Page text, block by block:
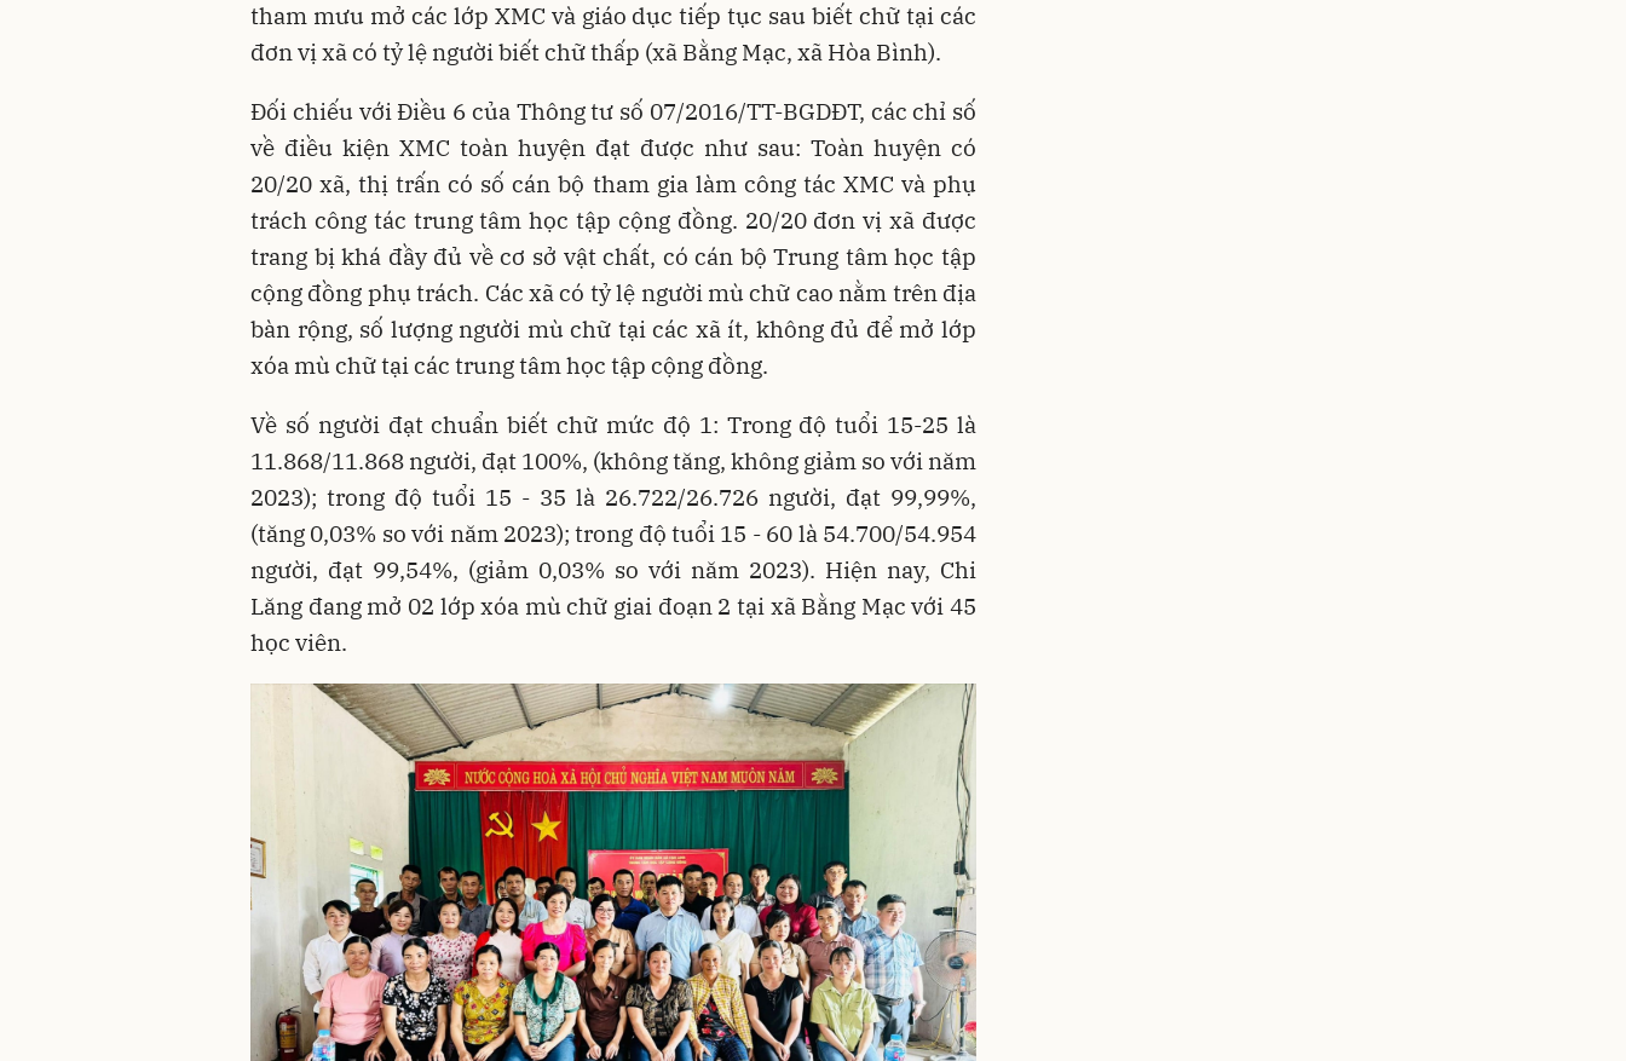
tham mưu mở các lớp XMC và giáo dục tiếp tục sau biết chữ tại các
đơn vị xã có tỷ lệ người biết chữ thấp (xã Bằng Mạc, xã Hòa Bình).
Đối chiếu với Điều 6 của Thông tư số 07/2016/TT-BGDĐT, các chỉ số
về điều kiện XMC toàn huyện đạt được như sau: Toàn huyện có
20/20 xã, thị trấn có số cán bộ tham gia làm công tác XMC và phụ
trách công tác trung tâm học tập cộng đồng. 20/20 đơn vị xã được
trang bị khá đầy đủ về cơ sở vật chất, có cán bộ Trung tâm học tập
cộng đồng phụ trách. Các xã có tỷ lệ người mù chữ cao nằm trên địa
bàn rộng, số lượng người mù chữ tại các xã ít, không đủ để mở lớp
xóa mù chữ tại các trung tâm học tập cộng đồng.
Về số người đạt chuẩn biết chữ mức độ 1: Trong độ tuổi 15-25 là
11.868/11.868 người, đạt 100%, (không tăng, không giảm so với năm
2023); trong độ tuổi 15 - 35 là 26.722/26.726 người, đạt 99,99%,
(tăng 0,03% so với năm 2023); trong độ tuổi 15 - 60 là 54.700/54.954
người, đạt 99,54%, (giảm 0,03% so với năm 2023). Hiện nay, Chi
Lăng đang mở 02 lớp xóa mù chữ giai đoạn 2 tại xã Bằng Mạc với 45
học viên.